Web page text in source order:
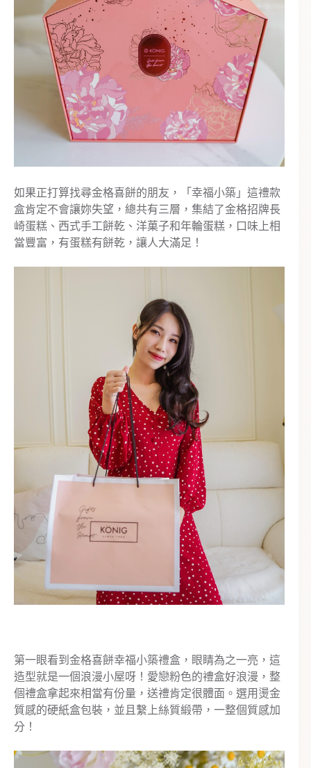
如果正打算找尋金格喜餅的朋友，「幸福小築」這禮款
盒肯定不會讓妳失望，總共有三層，集結了金格招牌長
崎蛋糕、西式手工餅乾、洋菓子和年輪蛋糕，口味上相
當豐富，有蛋糕有餅乾，讓人大滿足！
第一眼看到金格喜餅幸福小築禮盒，眼睛為之一亮，這
造型就是一個浪漫小屋呀！愛戀粉色的禮盒好浪漫，整
個禮盒拿起來相當有份量，送禮肯定很體面。選用燙金
質感的硬紙盒包裝，並且繫上絲質緞帶，一整個質感加
分！